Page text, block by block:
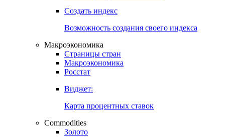
Курсы валют Центральных Банков
Ставки центральных банков
Создать индекс
Возможность создания своего индекса
Страницы стран
Росстат
Виджет: